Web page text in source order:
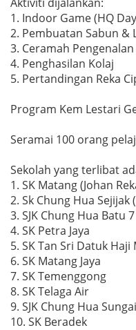
1. Indoor Game (HQ
2. Pembuatan Sabun &
3. Ceramah Pengenalan
4. Penghasilan Kolaj
5. Pertandingan Reka
Program Kem Lestari
Seramai 100 orang
Sekolah yang terlibat
1. SK Matang (Johan
2. Sk Chung Hua Sejijak
3. SJK Chung Hua Batu
4. SK Petra Jaya
5. SK Tan Sri Datuk
6. SK Matang Jaya
7. SK Temenggong
8. SK Telaga Air
9. SJK Chung Hua
10. SK Beradek